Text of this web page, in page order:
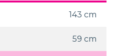
143 cm
59 cm